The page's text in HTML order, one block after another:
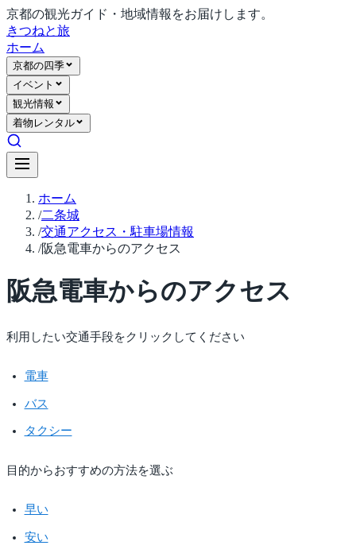
京都の観光ガイド・地域情報をお届けします。
きつねと旅
ホーム
京都の四季
イベント
観光情報
着物レンタル
ホーム
/二条城
/交通アクセス・駐車場情報
/阪急電車からのアクセス
阪急電車からのアクセス
利用したい交通手段をクリックしてください
電車
バス
タクシー
目的からおすすめの方法を選ぶ
早い
安い